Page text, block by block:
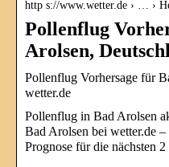
http s://www.wetter.de › … ›
Pollenflug
Arolsen,
Pollenflug Vorhersage für
wetter.de
Pollenflug in Bad Arolsen
Bad Arolsen bei wetter.de
Prognose für die nächsten 2